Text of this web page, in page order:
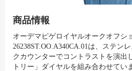
商品情報
オーデマピゲロイヤルオークオフシ
26238ST.OO.A340CA.01は、ステン
クカウンターでコントラストを演出
トリー」ダイヤルを組み合わせてい